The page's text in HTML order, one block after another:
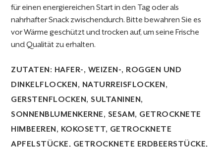
für einen energiereichen Start in den Tag oder als
nahrhafter Snack zwischendurch. Bitte bewahren Sie es
vor Wärme geschützt und trocken auf, um seine Frische
und Qualität zu erhalten.
ZUTATEN: HAFER-, WEIZEN-, ROGGEN UND
DINKELFLOCKEN, NATURREISFLOCKEN,
GERSTENFLOCKEN, SULTANINEN,
SONNENBLUMENKERNE, SESAM, GETROCKNETE
HIMBEEREN, KOKOSETT, GETROCKNETE
APFELSTÜCKE, GETROCKNETE ERDBEERSTÜCKE,